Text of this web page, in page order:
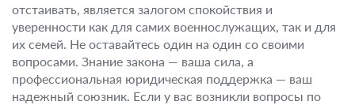
отстаивать, является залогом спокойствия и
уверенности как для самих военнослужащих, так и для
их семей. Не оставайтесь один на один со своими
вопросами. Знание закона — ваша сила, а
профессиональная юридическая поддержка — ваш
надежный союзник. Если у вас возникли вопросы по